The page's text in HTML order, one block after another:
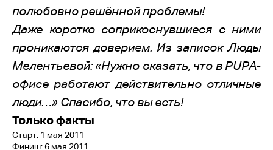
полюбовно решённой проблемы!
Даже коротко соприкоснувшиеся с ними
проникаются доверием. Из записок Люды
Мелентьевой: «Нужно сказать, что в PUPA-
офисе работают действительно отличные
люди…» Спасибо, что вы есть!
Только факты
Старт: 1 мая 2011
Финиш: 6 мая 2011